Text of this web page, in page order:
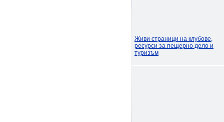
Живи страници на клубове,
ресурси за пещерно дело и
туризъм